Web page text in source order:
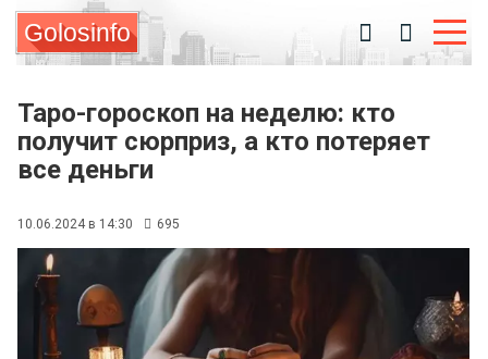
Golosinfo
Таро-гороскоп на неделю: кто
получит сюрприз, а кто потеряет
все деньги
10.06.2024 в 14:30 695